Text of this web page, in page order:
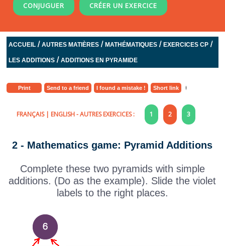
CONJUGUER CRÉER UN EXERCICE
ACCUEIL /AUTRES MATIÈRES /MATHÉMATIQUES /EXERCICES CP /
LES ADDITIONS /ADDITIONS EN PYRAMIDE
Print Send to a friend I found a mistake ! Short link
FRANÇAIS| ENGLISH- AUTRES EXERCICES : 1 2 3
2 - Mathematics game: Pyramid Additions
Complete these two pyramids with simple
additions. (Do as the example). Slide the violet
labels to the right places.